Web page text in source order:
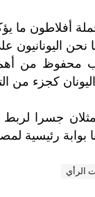
أفلاطون ما
نحن
محفوظ من أهم
كجزء من
جسرا لربط
بوابة رئيسية
الرأي